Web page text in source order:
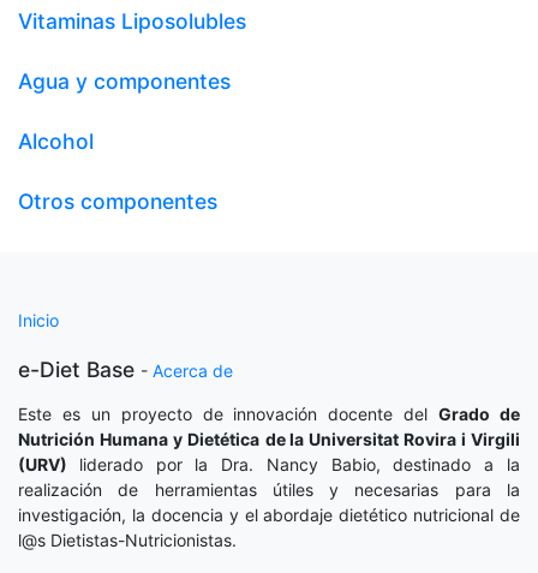
Vitaminas Liposolubles
Agua y componentes
Alcohol
Otros componentes
Inicio
e-Diet Base - Acerca de
Este es un proyecto de innovación docente delGrado de
Nutrición Humana y Dietética de la Universitat Rovira i Virgili
(URV) liderado por la Dra. Nancy Babio, destinado a la
realización de herramientas útiles y necesarias para la
investigación, la docencia y el abordaje dietético nutricional de
l@s Dietistas-Nutricionistas.